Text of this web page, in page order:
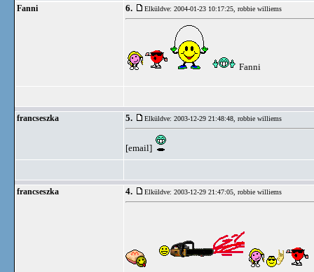
Fanni 6. Elküldve: 2004-01-23 10:17:25, robbie williems
Fanni
francseszka 5. Elküldve: 2003-12-29 21:48:48, robbie williems
[email]
francseszka 4. Elküldve: 2003-12-29 21:47:05, robbie williems